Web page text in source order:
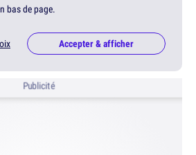
bas de page.
Accepter & afficher
Publicité